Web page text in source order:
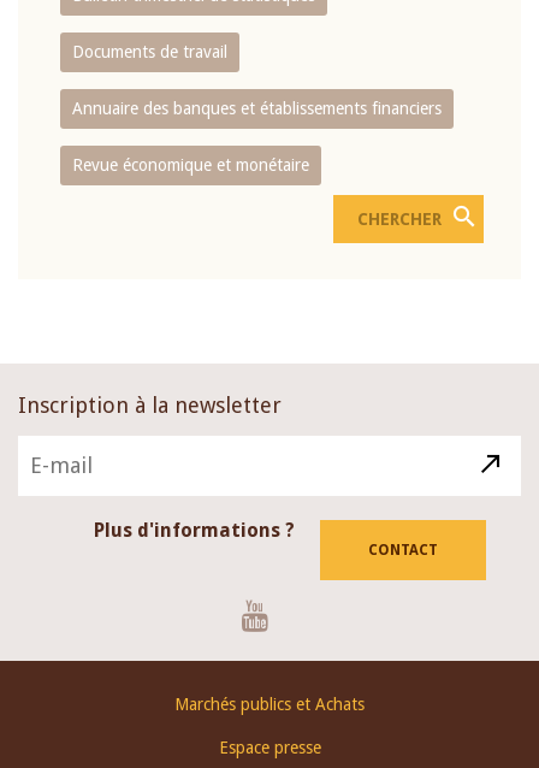
Documents de travail
Annuaire des banques et établissements financiers
Revue économique et monétaire
Inscription à la newsletter
Plus d'informations ?
CONTACT
Marchés publics et Achats
Espace presse